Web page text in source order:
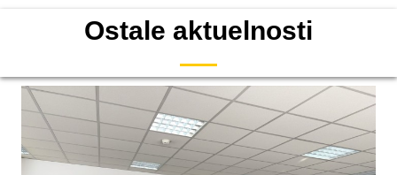
Ostale aktuelnosti